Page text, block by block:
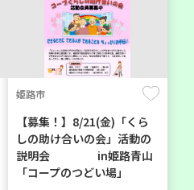
姫路市
【募集！】8/21(金)「くら
しの助け合いの会」活動の
説明会 in姫路青山
「コープのつどい場」